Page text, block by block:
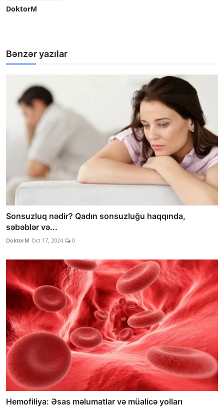
DoktorM
Bənzər yazılar
Sonsuzluq nədir? Qadın sonsuzluğu haqqında,
səbəblər və...
DoktorM Oct 17, 2024 0
Hemofiliya: Əsas məlumatlar və müalicə yolları